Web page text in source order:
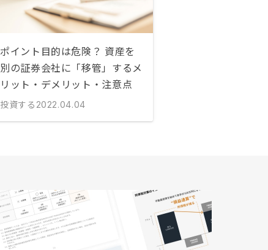
ポイント目的は危険？ 資産を
別の証券会社に「移管」するメ
リット・デメリット・注意点
投資する 2022.04.04